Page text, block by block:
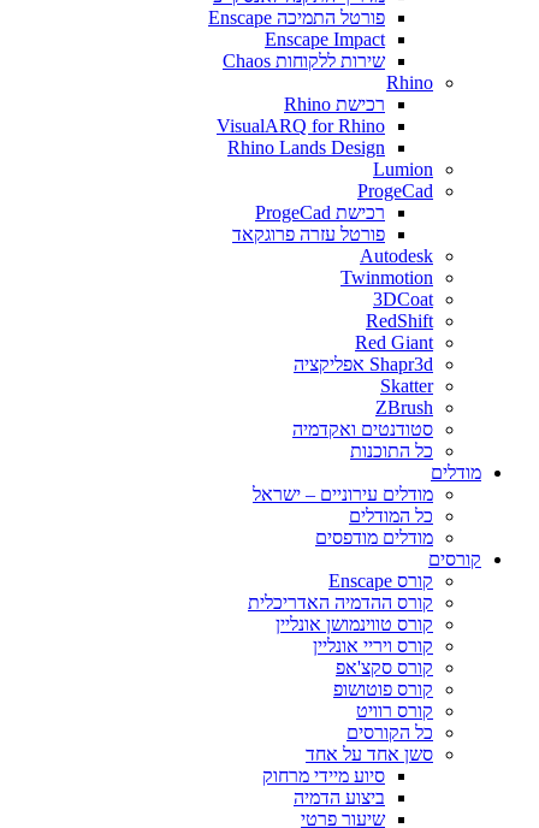
פורטל התמיכה Enscape
Enscape Impact
שירות ללקוחות Chaos
Rhino
רכישת Rhino
VisualARQ for Rhino
Rhino Lands Design
Lumion
ProgeCad
רכישת ProgeCad
פורטל עזרה פרוגקאד
Autodesk
Twinmotion
3DCoat
RedShift
Red Giant
Shapr3d אפליקציה
Skatter
ZBrush
סטודנטים ואקדמיה
כל התוכנות
מודלים
מודלים עירוניים – ישראל
כל המודלים
מודלים מודפסים
קורסים
קורס Enscape
קורס ההדמיה האדריכלית
קורס טווינמושן אונליין
קורס ויריי אונליין
קורס סקצ'אפ
קורס פוטושופ
קורס רוויט
כל הקורסים
סשן אחד על אחד
סיוע מיידי מרחוק
ביצוע הדמיה
שיעור פרטי